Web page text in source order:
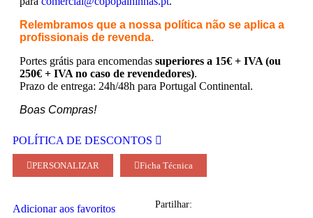
Relembramos que a nossa política não se aplica a
profissionais de revenda.
Portes grátis para encomendas superiores a 15€ + IVA (ou
250€ + IVA no caso de revendedores).
Prazo de entrega: 24h/48h para Portugal Continental.
Boas Compras!
POLÍTICA DE DESCONTOS
PERSONALIZAR Ficha Técnica
Adicionar aos favoritos Partilhar: